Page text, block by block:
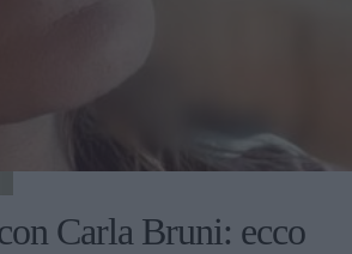
Carla Bruni: ecco